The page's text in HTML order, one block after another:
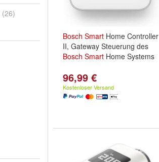
(26)
Bosch Smart Home Controller
II, Gateway Steuerung des
Bosch Smart Home Systems
96,99 €
Kostenloser Versand